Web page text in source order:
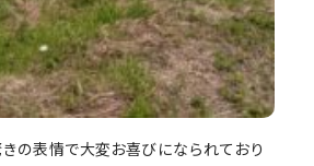
の表情で大変お喜びになられており